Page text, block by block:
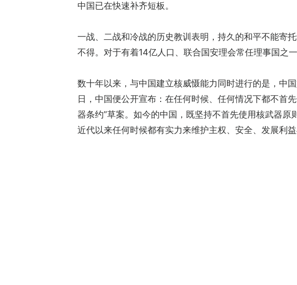
中国已在快速补齐短板。
一战、二战和冷战的历史教训表明，持久的和平不能寄
不得。对于有着14亿人口、联合国安理会常任理事国之
数十年以来，与中国建立核威慑能力同时进行的是，中
日，中国便公开宣布：在任何时候、任何情况下都不首
器条约”草案。如今的中国，既坚持不首先使用核武器
近代以来任何时候都有实力来维护主权、安全、发展利益